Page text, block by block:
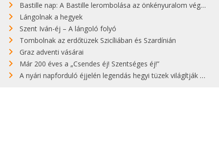
Bastille nap: A Bastille lerombolása az önkényuralom végét jelentette
Lángolnak a hegyek
Szent Iván-éj – A lángoló folyó
Tombolnak az erdőtüzek Szicíliában és Szardínián
Graz adventi vásárai
Már 200 éves a „Csendes éj! Szentséges éj!”
A nyári napforduló éjjelén legendás hegyi tüzek világítják meg Zugspitzét